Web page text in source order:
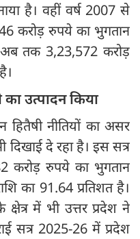
है। वहीं वर्ष 2007 से
करोड़ रुपये का भुगतान
तक 3,23,572 करोड़
उत्पादन किया
हितैषी नीतियों का असर
दिखाई दे रहा है। इस सत्र
करोड़ रुपये का भुगतान
का 91.64 प्रतिशत है।
क्षेत्र में भी उत्तर प्रदेश ने
सत्र 2025-26 में प्रदेश